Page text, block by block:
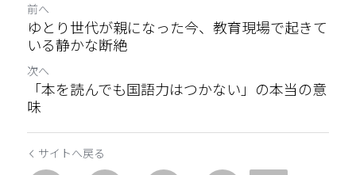
前へ
ゆとり世代が親になった今、教育現場で起きて
いる静かな断絶
次へ
「本を読んでも国語力はつかない」の本当の意
味
サイトへ戻る